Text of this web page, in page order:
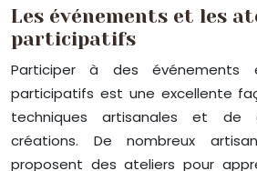
Les événements et les
participatifs
Participer à des
participatifs est une excellente
techniques artisanales et de
créations. De nombreux
proposent des ateliers pour